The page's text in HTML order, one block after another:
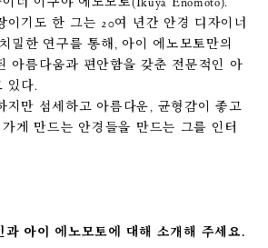
이기도 한 그는 20여 년간 안경 디자이너
밀한 연구를 통해, 아이 에노모토만의
아름다움과 편안함을 갖춘 전문적인 아
있다.
지만 섬세하고 아름다운, 균형감이 좋고
게 만드는 안경들을 만드는 그를 인터
과 아이 에노모토에 대해 소개해 주세요.